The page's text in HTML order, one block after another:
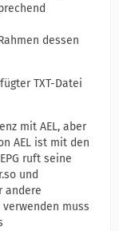
dessen
TXT-Datei
mit AEL, aber
AEL ist mit den
ruft seine
und
andere
muss